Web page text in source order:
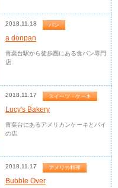
2018.11.18 パン
a donpan
青葉台駅から徒歩圏にある食パン専門
店
2018.11.17 スイーツ・ケーキ
Lucy's Bakery
青葉台にあるアメリカンケーキとパイ
の店
2018.11.17 アメリカ料理
Bubble Over